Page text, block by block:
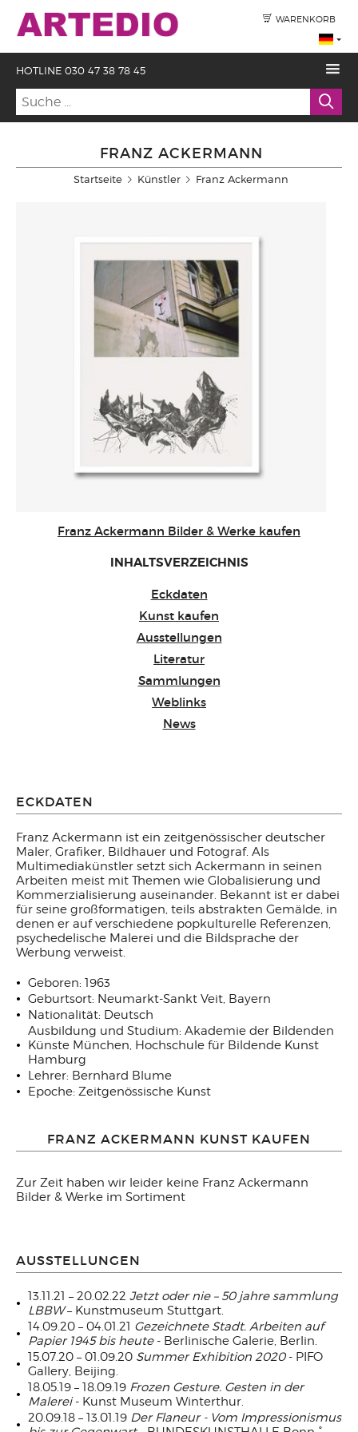
WARENKORB
HOTLINE 030 47 38 78 45
FRANZ ACKERMANN
Startseite Künstler Franz Ackermann
Franz Ackermann Bilder & Werke kaufen
INHALTSVERZEICHNIS
Eckdaten
Kunst kaufen
Ausstellungen
Literatur
Sammlungen
Weblinks
News
ECKDATEN
Franz Ackermann ist ein zeitgenössischer deutscher
Maler, Grafiker, Bildhauer und Fotograf. Als
Multimediakünstler setzt sich Ackermann in seinen
Arbeiten meist mit Themen wie Globalisierung und
Kommerzialisierung auseinander. Bekannt ist er dabei
für seine großformatigen, teils abstrakten Gemälde, in
denen er auf verschiedene popkulturelle Referenzen,
psychedelische Malerei und die Bildsprache der
Werbung verweist.
Geboren: 1963
Geburtsort: Neumarkt-Sankt Veit, Bayern
Nationalität: Deutsch
Ausbildung und Studium: Akademie der Bildenden
Künste München, Hochschule für Bildende Kunst
Hamburg
Lehrer: Bernhard Blume
Epoche: Zeitgenössische Kunst
FRANZ ACKERMANN KUNST KAUFEN
Zur Zeit haben wir leider keine Franz Ackermann
Bilder & Werke im Sortiment
AUSSTELLUNGEN
13.11.21 – 20.02.22 Jetzt oder nie – 50 jahre sammlung
LBBW– Kunstmuseum Stuttgart.
14.09.20 – 04.01.21 Gezeichnete Stadt. Arbeiten auf
Papier 1945 bis heute- Berlinische Galerie, Berlin.
15.07.20 – 01.09.20 Summer Exhibition 2020- PIFO
Gallery, Beijing.
18.05.19 – 18.09.19 Frozen Gesture. Gesten in der
Malerei- Kunst Museum Winterthur.
20.09.18 – 13.01.19 Der Flaneur - Vom Impressionismus